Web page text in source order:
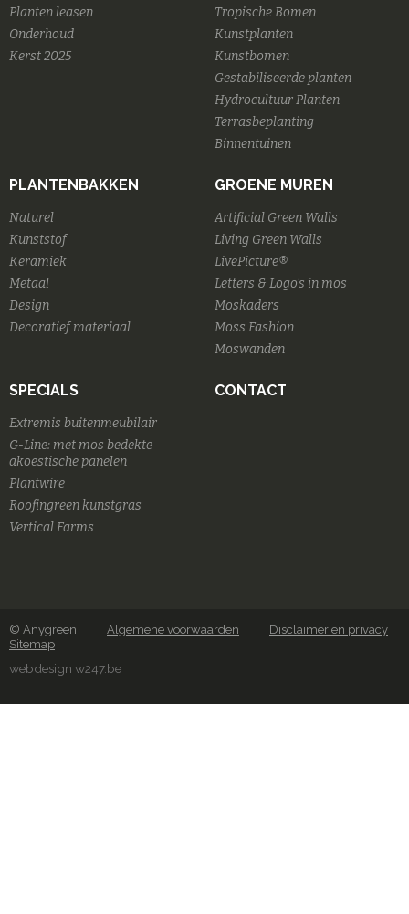
Planten leasen
Onderhoud
Kerst 2025
Tropische Bomen
Kunstplanten
Kunstbomen
Gestabiliseerde planten
Hydrocultuur Planten
Terrasbeplanting
Binnentuinen
PLANTENBAKKEN
Naturel
Kunststof
Keramiek
Metaal
Design
Decoratief materiaal
GROENE MUREN
Artificial Green Walls
Living Green Walls
LivePicture®
Letters & Logo's in mos
Moskaders
Moss Fashion
Moswanden
SPECIALS
Extremis buitenmeubilair
G-Line: met mos bedekte
akoestische panelen
Plantwire
Roofingreen kunstgras
Vertical Farms
CONTACT
© Anygreen Algemene voorwaarden
Disclaimer en privacy
Sitemap
webdesign w247.be